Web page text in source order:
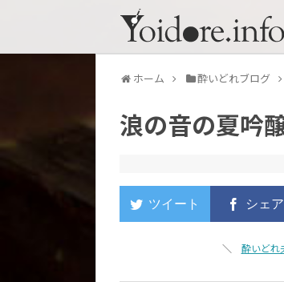
ホーム 酔いどれブログ
浪の音の夏吟
＼ 酔いどれ